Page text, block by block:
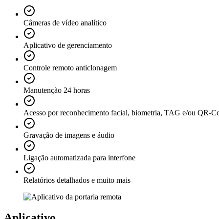
Câmeras de vídeo analítico
Aplicativo de gerenciamento
Controle remoto anticlonagem
Manutenção 24 horas
Acesso por reconhecimento facial, biometria, TAG e/ou QR-
Gravação de imagens e áudio
Ligação automatizada para interfone
Relatórios detalhados e muito mais